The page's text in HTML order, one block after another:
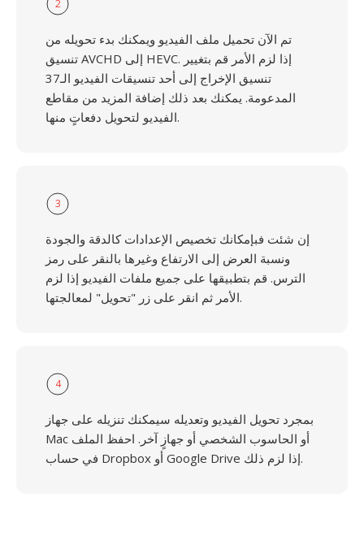
2
تم الآن تحميل ملف الفيديو ويمكنك بدء تحويله من
تنسيق AVCHD إلى HEVC. إذا لزم الأمر قم بتغيير
تنسيق الإخراج إلى أحد تنسيقات الفيديو الـ37
المدعومة. يمكنك بعد ذلك إضافة المزيد من مقاطع
الفيديو لتحويل دفعاتٍ منها.
3
إن شئت فبإمكانك تخصيص الإعدادات كالدقة والجودة
ونسبة العرض إلى الارتفاع وغيرها بالنقر على رمز
الترس. قم بتطبيقها على جميع ملفات الفيديو إذا لزم
الأمر ثم انقر على زر "تحويل" لمعالجتها.
4
بمجرد تحويل الفيديو وتعديله سيمكنك تنزيله على جهاز
Mac أو الحاسوب الشخصي أو جهازٍ آخر. احفظ الملف
في حساب Dropbox أو Google Drive إذا لزم ذلك.